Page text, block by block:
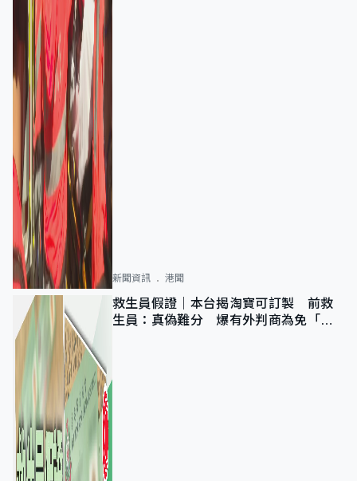
新聞資訊 港聞
救生員假證｜本台揭淘寶可訂製 前救
生員：真偽難分 爆有外判商為免「封